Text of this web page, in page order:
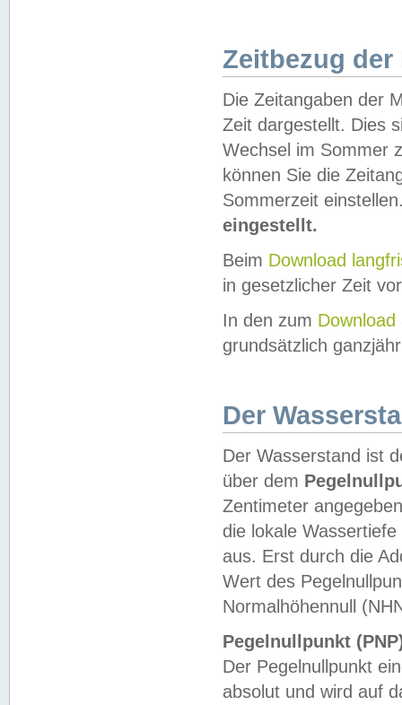
Zeitbezug der
Die Zeitangaben der
Zeit dargestellt. Dies
Wechsel im Sommer
können Sie die
Sommerzeit
eingestellt.
Beim Download
in gesetzlicher Zeit
In den zum Download
grundsätzlich
Der
Der Wasserstand ist
über dem
Zentimeter
die lokale
aus. Erst durch die
Wert des
Normalhöhennull
Pegelnullpunkt
Der Pegelnullpunkt
absolut und wird auf